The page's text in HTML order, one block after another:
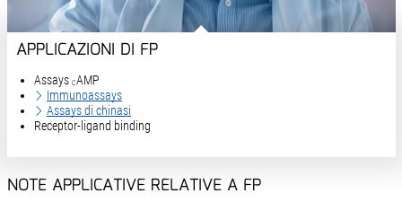
APPLICAZIONI DI FP
Assays CAMP
Immunoassays
Assays di chinasi
Receptor-ligand binding
NOTE APPLICATIVE RELATIVE A FP